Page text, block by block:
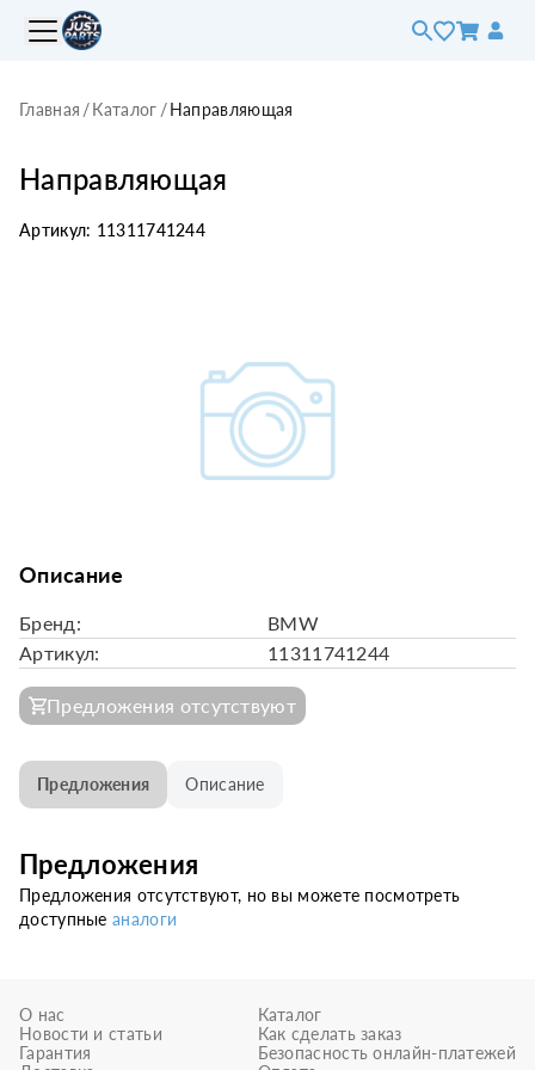
Главная /Каталог /Направляющая
Направляющая
Артикул: 11311741244
Описание
Бренд:
BMW
Артикул:
11311741244
Предложения отсутствуют
Предложения Описание
Предложения
Предложения отсутствуют, но вы можете посмотреть
доступныеаналоги
О нас
Новости и статьи
Гарантия
Каталог
Как сделать заказ
Безопасность онлайн-платежей